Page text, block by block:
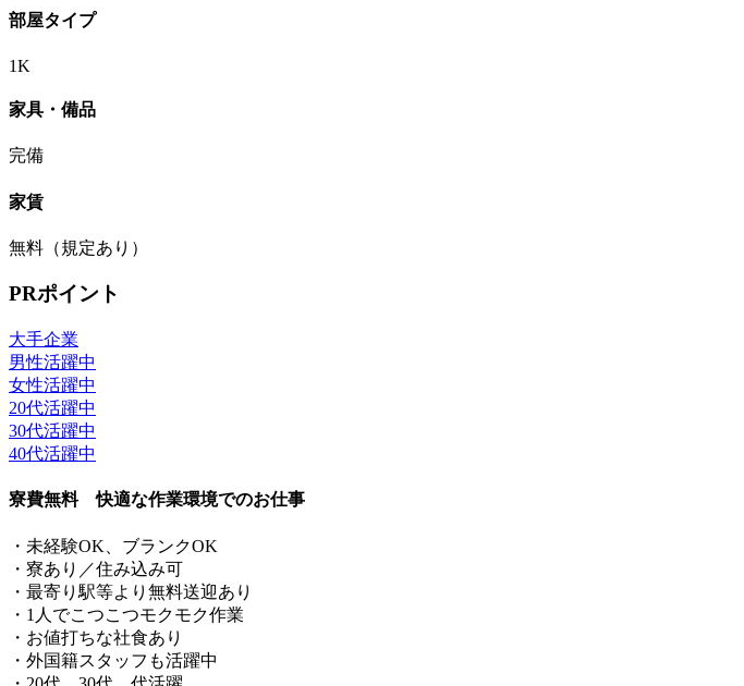
部屋タイプ
1K
家具・備品
完備
家賃
無料（規定あり）
PRポイント
大手企業
男性活躍中
女性活躍中
20代活躍中
30代活躍中
40代活躍中
寮費無料 快適な作業環境でのお仕事
・未経験OK、ブランクOK
・寮あり／住み込み可
・最寄り駅等より無料送迎あり
・1人でこつこつモクモク作業
・お値打ちな社食あり
・外国籍スタッフも活躍中